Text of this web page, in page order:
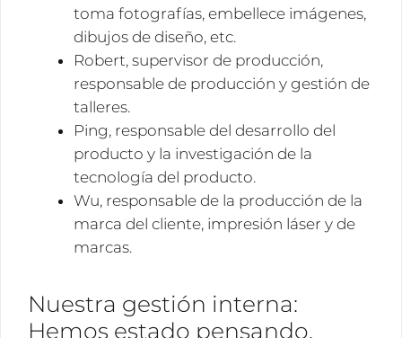
toma fotografías, embellece imágenes,
dibujos de diseño, etc.
Robert, supervisor de producción,
responsable de producción y gestión de
talleres.
Ping, responsable del desarrollo del
producto y la investigación de la
tecnología del producto.
Wu, responsable de la producción de la
marca del cliente, impresión láser y de
marcas.
Nuestra gestión interna:
Hemos estado pensando,